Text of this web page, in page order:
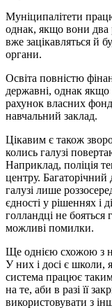
Муніципалітети
однак, якщо вони
вже зацікавляться й
органи.
Освіта повністю
державні, однак
рахунок власних
навчальний заклад.
Цікавим є також
колись галузі
Наприклад, поліція
центру. Багаторічний
галузі лише
єдності у рішеннях і
голландці не
можливі помилки.
Ще однією схожою з
У них і досі є школи,
система працює
на те, аби в разі її
використовувати з